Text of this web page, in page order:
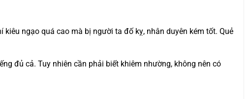
ngạo quá cao mà bị người ta đố kỵ, nhân duyên kém tốt. Quẻ
đủ cả. Tuy nhiên cần phải biết khiêm nhường, không nên có